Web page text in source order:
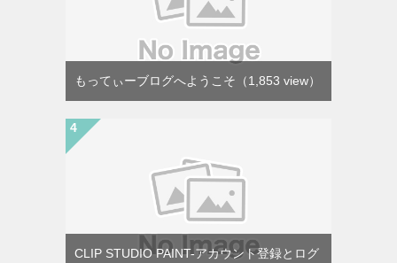
もってぃーブログへようこそ （1,853 view）
CLIP STUDIO PAINT-アカウント登録とログ